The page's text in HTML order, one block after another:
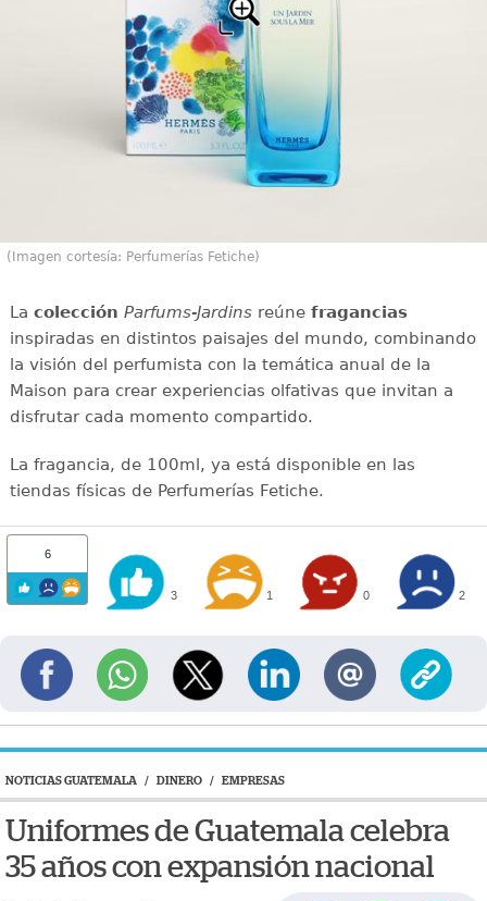
(Imagen cortesía: Perfumerías Fetiche)
La colección Parfums-Jardinsreúne fragancias
inspiradas en distintos paisajes del mundo, combinando
la visión del perfumista con la temática anual de la
Maison para crear experiencias olfativas que invitan a
disfrutar cada momento compartido.
La fragancia, de 100ml, ya está disponible en las
tiendas físicas de Perfumerías Fetiche.
6
3 1 0 2
NOTICIAS GUATEMALA / DINERO / EMPRESAS
Uniformes de Guatemala celebra
35 años con expansión nacional